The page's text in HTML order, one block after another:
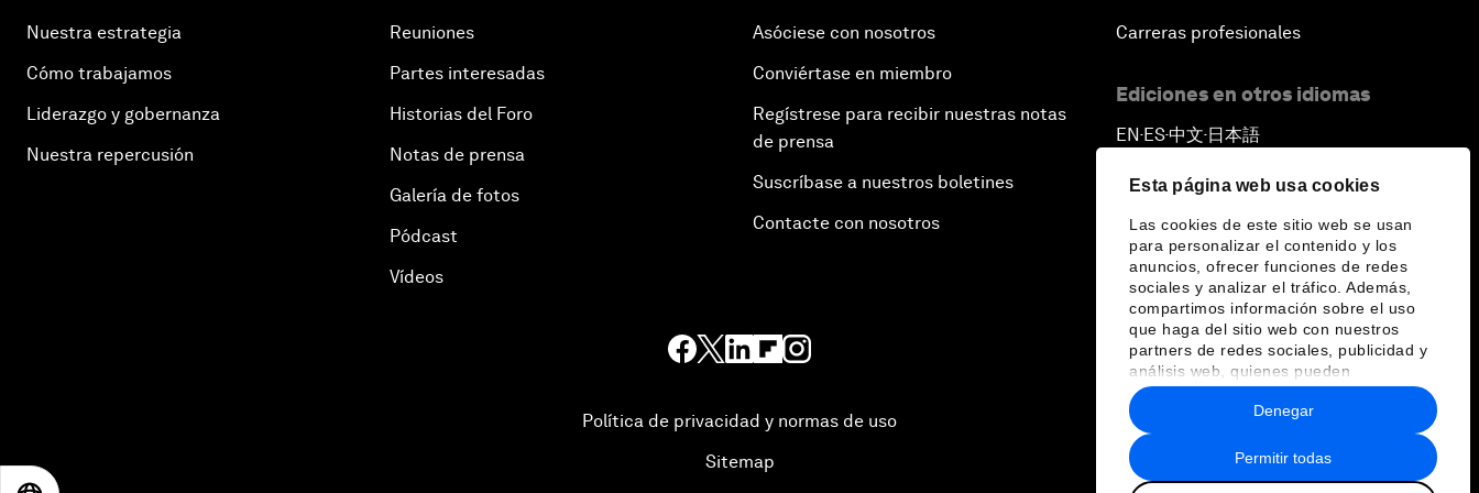
Esta página web usa cookies
Las cookies de este sitio web se usan
para personalizar el contenido y los
anuncios, ofrecer funciones de redes
sociales y analizar el tráfico. Además,
compartimos información sobre el uso
que haga del sitio web con nuestros
partners de redes sociales, publicidad y
análisis web, quienes pueden
combinarla con otra información que les
haya proporcionado o que hayan
recopilado a partir del uso que haya
hecho de sus servicios.
Permitir todas
Denegar
Nuestra estrategia
Cómo trabajamos
Liderazgo y gobernanza
Nuestra repercusión
Reuniones
Partes interesadas
Historias del Foro
Notas de prensa
Galería de fotos
Pódcast
Vídeos
Asóciese con nosotros
Conviértase en miembro
Regístrese para recibir nuestras notas
de prensa
Suscríbase a nuestros boletines
Contacte con nosotros
Carreras profesionales
Ediciones en otros idiomas
EN ▪ ES▪中文▪ 日本語
Política de privacidad y normas de uso
Sitemap